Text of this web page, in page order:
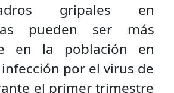
gripales en
pueden ser más
en la población en
por el virus de
el primer trimestre